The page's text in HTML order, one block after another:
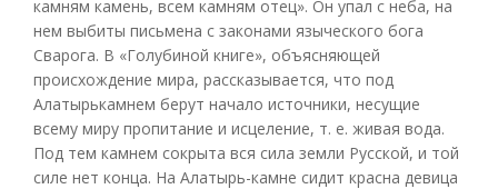
камням камень, всем камням отец». Он упал с неба, на
нем выбиты письмена с законами языческого бога
Сварога. В «Голубиной книге», объясняющей
происхождение мира, рассказывается, что под
Алатырькамнем берут начало источники, несущие
всему миру пропитание и исцеление, т. е. живая вода.
Под тем камнем сокрыта вся сила земли Русской, и той
силе нет конца. На Алатырь-камне сидит красна девица